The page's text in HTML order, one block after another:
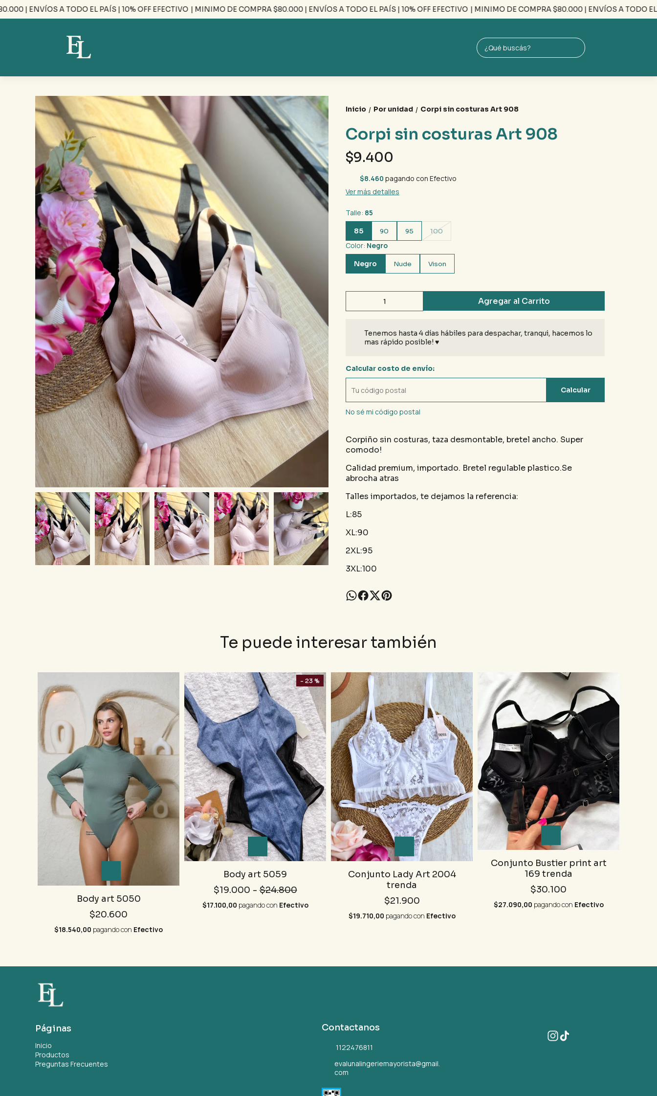
| ENVÍOS A TODO EL PAÍS | 10% OFF EFECTIVO | MINIMO DE COMPRA $80.000 | ENVÍOS A TODO EL PAÍS | 10% OFF EFECTIVO | MINIMO DE COMPRA $80.000 | ENVÍOS A TODO EL
Inicio / Por unidad / Corpi sin costuras Art 908
Corpi sin costuras Art 908
$9.400
$8.460 pagando con Efectivo
Ver más detalles
Talle: 85
85 90 95 100
Color: Negro
Negro Nude Vison
Agregar al Carrito
Tenemos hasta 4 días hábiles para despachar, tranqui, hacemos lo
mas rápido posible! ♥
Calcular costo de envío:
Calcular
No sé mi código postal
Corpiño sin costuras, taza desmontable, bretel ancho. Super
comodo!
Calidad premium, importado. Bretel regulable plastico.Se
abrocha atras
Talles importados, te dejamos la referencia:
L:85
XL:90
2XL:95
3XL:100
Te puede interesar también
Body art 5050
$20.600
$18.540,00 pagando con Efectivo
- 23 %
Body art 5059
$19.000 - $24.800
$17.100,00 pagando con Efectivo
Conjunto Lady Art 2004
trenda
$21.900
$19.710,00 pagando con Efectivo
Conjunto Bustier print art
169 trenda
$30.100
$27.090,00 pagando con Efectivo
Páginas
Inicio
Productos
Preguntas Frecuentes
Contactanos
1122476811
evalunalingeriemayorista@gmail.
com